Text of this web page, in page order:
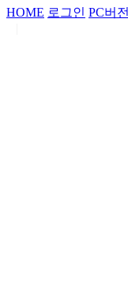
HOME 로그인 PC버전